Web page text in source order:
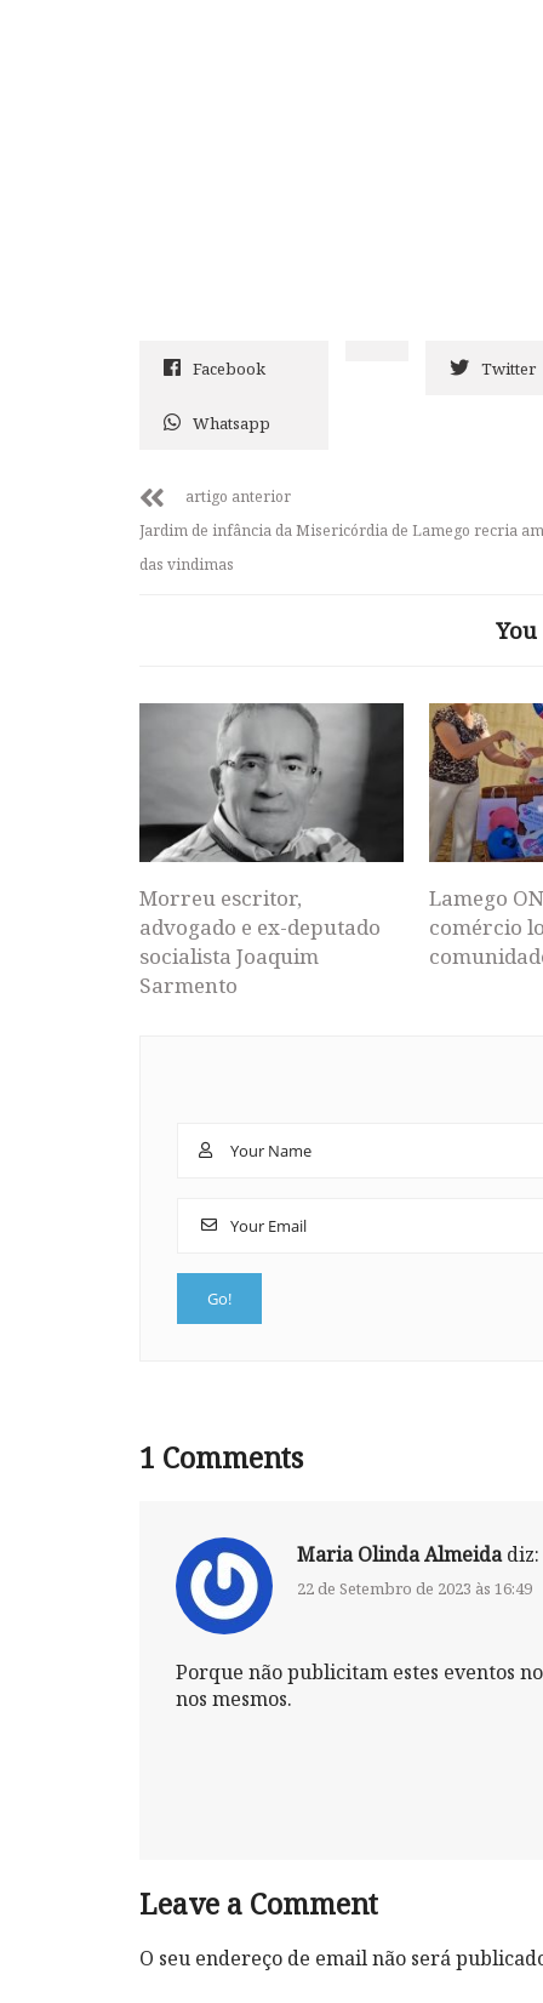
Facebook Twitter
Whatsapp
artigo anterior
Jardim de infância da Misericórdia de Lamego recria
das vindimas
Morreu escritor,
advogado e ex-deputado
socialista Joaquim
Sarmento
Lamego
comércio
1 Comments
Maria Olinda Almeida diz:
22 de Setembro de 2023 às 16:49
Porque não publicitam estes eventos
nos mesmos.
Leave a Comment
O seu endereço de email não será